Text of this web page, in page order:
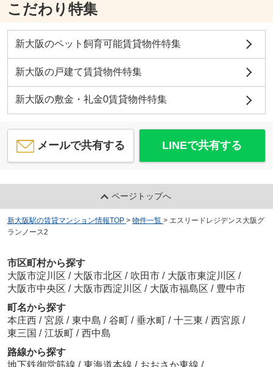
こだわり特集
新大阪のペット飼育可能賃貸物件特集
新大阪の戸建て賃貸物件特集
新大阪の敷金・礼金0賃貸物件特集
メールで共有する LINEで共有する
ページトップへ
新大阪駅の賃貸マンション情報TOP > 物件一覧 > エスリードレジデンス大阪グ
ランノース2
市区町村から探す
大阪市淀川区 / 大阪市北区 / 吹田市 / 大阪市東淀川区 /
大阪市中央区 / 大阪市西淀川区 / 大阪市福島区 / 豊中市
町名から探す
本庄西 / 宮原 / 東中島 / 谷町 / 垂水町 / 十三東 / 西宮原 /
東三国 / 江坂町 / 西中島
路線から探す